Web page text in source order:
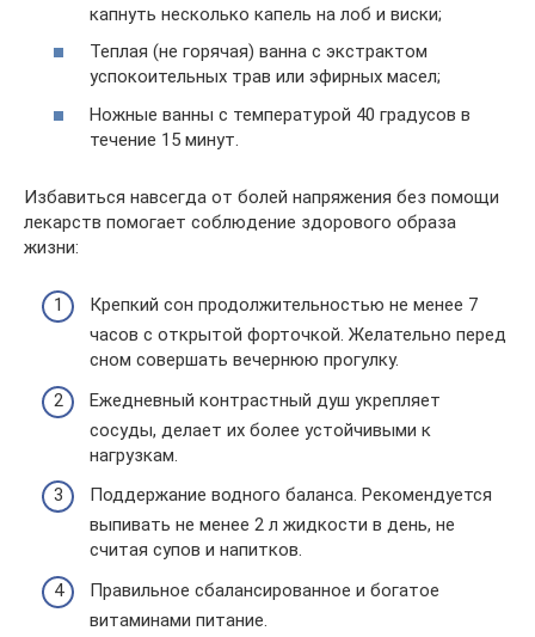
капнуть несколько капель на лоб и виски;
Теплая (не горячая) ванна с экстрактом
успокоительных трав или эфирных масел;
Ножные ванны с температурой 40 градусов в
течение 15 минут.
Избавиться навсегда от болей напряжения без помощи
лекарств помогает соблюдение здорового образа
жизни:
Крепкий сон продолжительностью не менее 7
часов с открытой форточкой. Желательно перед
сном совершать вечернюю прогулку.
Ежедневный контрастный душ укрепляет
сосуды, делает их более устойчивыми к
нагрузкам.
Поддержание водного баланса. Рекомендуется
выпивать не менее 2 л жидкости в день, не
считая супов и напитков.
Правильное сбалансированное и богатое
витаминами питание.